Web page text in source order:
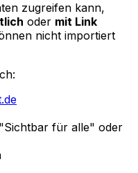
zugreifen kann,
oder mit Link
nicht importiert
für alle" oder